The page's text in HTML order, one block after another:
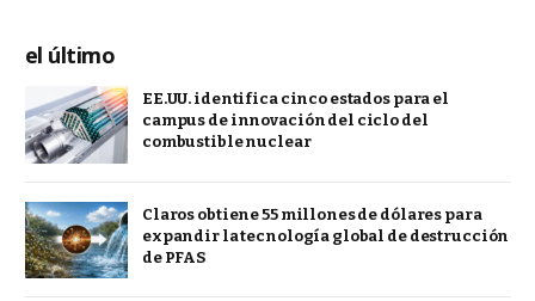
el último
EE.UU. identifica cinco estados para el
campus de innovación del ciclo del
combustible nuclear
Claros obtiene 55 millones de dólares para
expandir la tecnología global de destrucción
de PFAS